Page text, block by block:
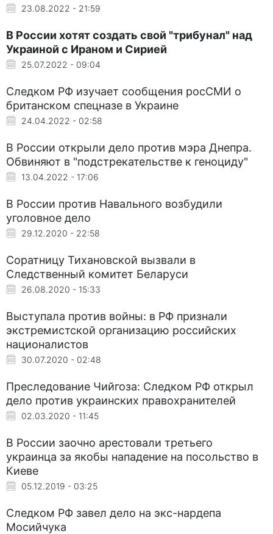
23.08.2022 - 21:59
В России хотят создать свой "трибунал" над
Украиной с Ираном и Сирией
25.07.2022 - 09:04
Следком РФ изучает сообщения росСМИ о
британском спецназе в Украине
24.04.2022 - 02:58
В России открыли дело против мэра Днепра.
Обвиняют в "подстрекательстве к геноциду"
13.04.2022 - 17:06
В России против Навального возбудили
уголовное дело
29.12.2020 - 22:58
Соратницу Тихановской вызвали в
Cледственный комитет Беларуси
26.08.2020 - 15:33
Выступала против войны: в РФ признали
экстремистской организацию российских
националистов
30.07.2020 - 02:48
Преследование Чийгоза: Следком РФ открыл
дело против украинских правохранителей
02.03.2020 - 11:45
В России заочно арестовали третьего
украинца за якобы нападение на посольство в
Киеве
05.12.2019 - 03:25
Следком РФ завел дело на экс-нардепа
Мосийчука